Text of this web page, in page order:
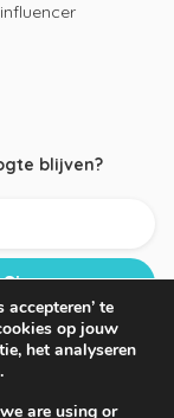
blijven?
te
op jouw
het analyseren
are using or